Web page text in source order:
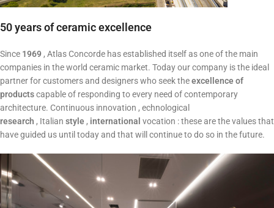
50 years of ceramic excellence
Since 1969 , Atlas Concorde has established itself as one of the main
companies in the world ceramic market. Today our company is the ideal
partner for customers and designers who seek theexcellence of
productscapable of responding to every need of contemporary
architecture. Continuous innovation , echnological
research , Italian style , international vocation : these are the values ​​that
have guided us until today and that will continue to do so in the future.